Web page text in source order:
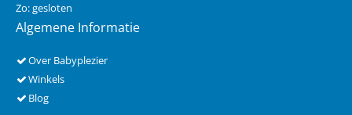
Zo: gesloten
Algemene Informatie
Over Babyplezier
Winkels
Blog